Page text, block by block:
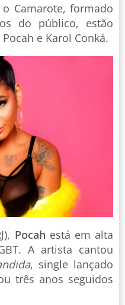
Camarote, formado
do público, estão
e Karol Conká.
Pocah está em alta
A artista cantou
, single lançado
três anos seguidos